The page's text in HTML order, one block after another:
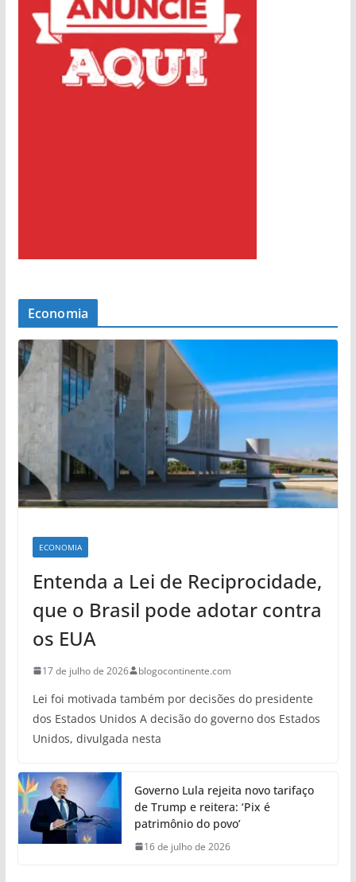
Economia
ECONOMIA
Entenda a Lei de Reciprocidade,
que o Brasil pode adotar contra
os EUA
17 de julho de 2026 blogocontinente.com
Lei foi motivada também por decisões do presidente
dos Estados Unidos A decisão do governo dos Estados
Unidos, divulgada nesta
Governo Lula rejeita novo tarifaço
de Trump e reitera: ‘Pix é
patrimônio do povo’
16 de julho de 2026